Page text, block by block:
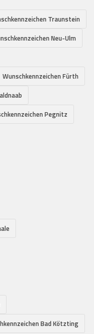
Traunstein
Neu-Ulm
Wunschkennzeichen Fürth
Pegnitz
Bad Kötzting